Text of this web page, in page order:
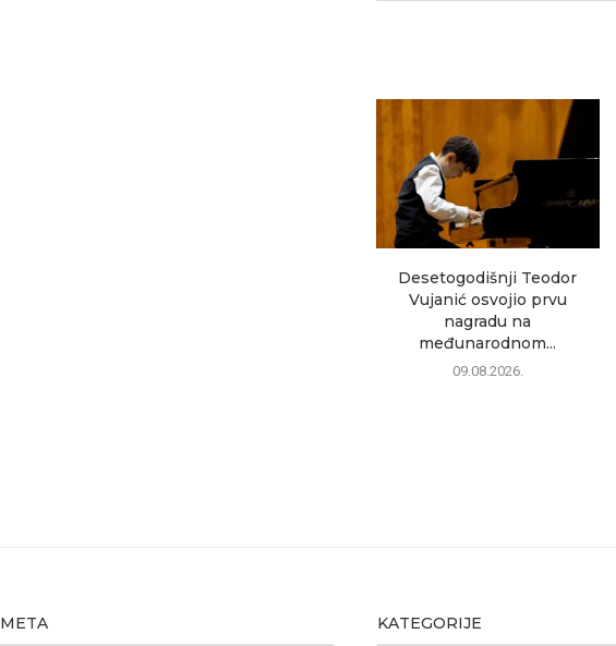
Desetogodišnji Teodor
Vujanić osvojio prvu
nagradu na
međunarodnom...
09.08.2026.
META KATEGORIJE